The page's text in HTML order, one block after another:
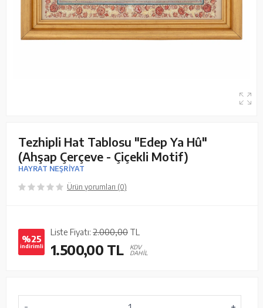
Tezhipli Hat Tablosu "Edep Ya Hû"
(Ahşap Çerçeve - Çiçekli Motif)
HAYRAT NEŞRİYAT
Ürün yorumları (0)
%25
indirimli
Liste Fiyatı: 2.000,00 TL
1.500,00 TL
KDV
DAHİL